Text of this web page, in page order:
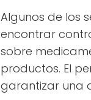
Algunos de los
encontrar
sobre
productos. El
garantizar una